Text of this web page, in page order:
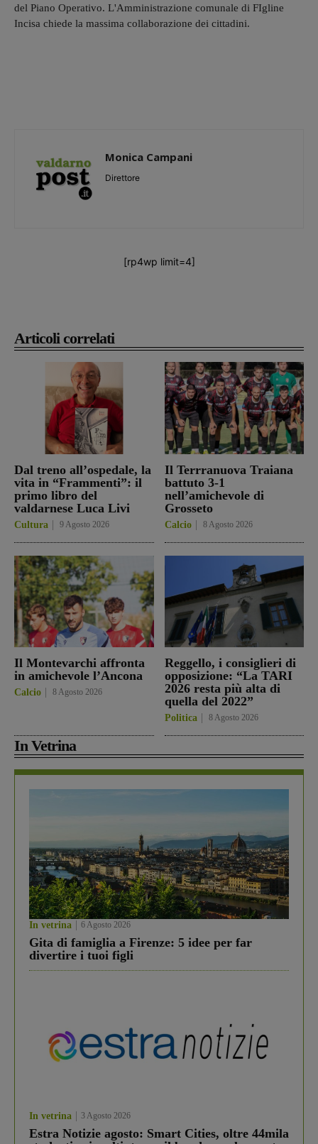
Articoli correlati
Dal treno all’ospedale, la
vita in “Frammenti”: il
primo libro del
valdarnese Luca Livi
Cultura 9 Agosto 2026
Il Terrranuova Traiana
battuto 3-1
nell’amichevole di
Grosseto
Calcio 8 Agosto 2026
Il Montevarchi affronta
in amichevole l’Ancona
Calcio 8 Agosto 2026
Reggello, i consiglieri di
opposizione: “La TARI
2026 resta più alta di
quella del 2022”
Politica 8 Agosto 2026
In Vetrina
In vetrina 6 Agosto 2026
Gita di famiglia a Firenze: 5 idee per far
divertire i tuoi figli
In vetrina 3 Agosto 2026
Estra Notizie agosto: Smart Cities, oltre 44mila
del Piano Operativo. L'Amministrazione comunale di FIgline
Incisa chiede la massima collaborazione dei cittadini.
Monica Campani
Direttore
[rp4wp limit=4]